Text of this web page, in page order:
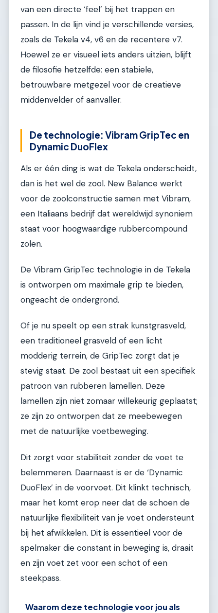
van een directe ‘feel’ bij het trappen en
passen. In de lijn vind je verschillende versies,
zoals de Tekela v4, v6 en de recentere v7.
Hoewel ze er visueel iets anders uitzien, blijft
de filosofie hetzelfde: een stabiele,
betrouwbare metgezel voor de creatieve
middenvelder of aanvaller.
De technologie: Vibram GripTec en
Dynamic DuoFlex
Als er één ding is wat de Tekela onderscheidt,
dan is het wel de zool. New Balance werkt
voor de zoolconstructie samen met Vibram,
een Italiaans bedrijf dat wereldwijd synoniem
staat voor hoogwaardige rubbercompound
zolen.
De Vibram GripTec technologie in de Tekela
is ontworpen om maximale grip te bieden,
ongeacht de ondergrond.
Of je nu speelt op een strak kunstgrasveld,
een traditioneel grasveld of een licht
modderig terrein, de GripTec zorgt dat je
stevig staat. De zool bestaat uit een specifiek
patroon van rubberen lamellen. Deze
lamellen zijn niet zomaar willekeurig geplaatst;
ze zijn zo ontworpen dat ze meebewegen
met de natuurlijke voetbeweging.
Dit zorgt voor stabiliteit zonder de voet te
belemmeren. Daarnaast is er de ‘Dynamic
DuoFlex’ in de voorvoet. Dit klinkt technisch,
maar het komt erop neer dat de schoen de
natuurlijke flexibiliteit van je voet ondersteunt
bij het afwikkelen. Dit is essentieel voor de
spelmaker die constant in beweging is, draait
en zijn voet zet voor een schot of een
steekpass.
Waarom deze technologie voor jou als